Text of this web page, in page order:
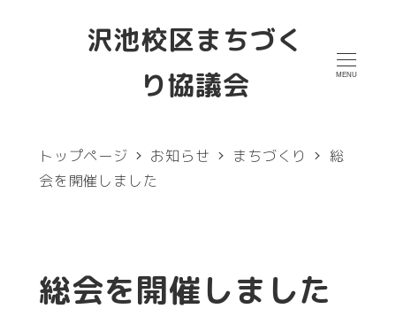
沢池校区まちづく
り協議会
MENU
トップページ お知らせ まちづくり
総
会を開催しました
総会を開催しました